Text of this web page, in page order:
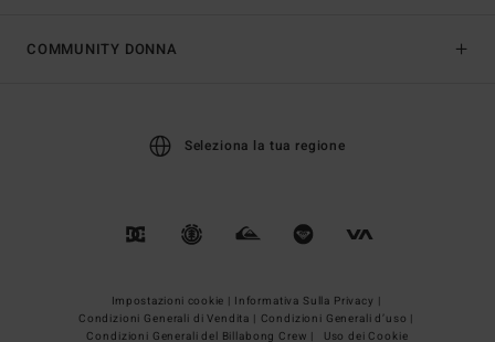
COMMUNITY DONNA
Seleziona la tua regione
Impostazioni cookie | Informativa Sulla Privacy |
Condizioni Generali di Vendita | Condizioni Generali d’uso |
Condizioni Generali del Billabong Crew |
Uso dei Cookie